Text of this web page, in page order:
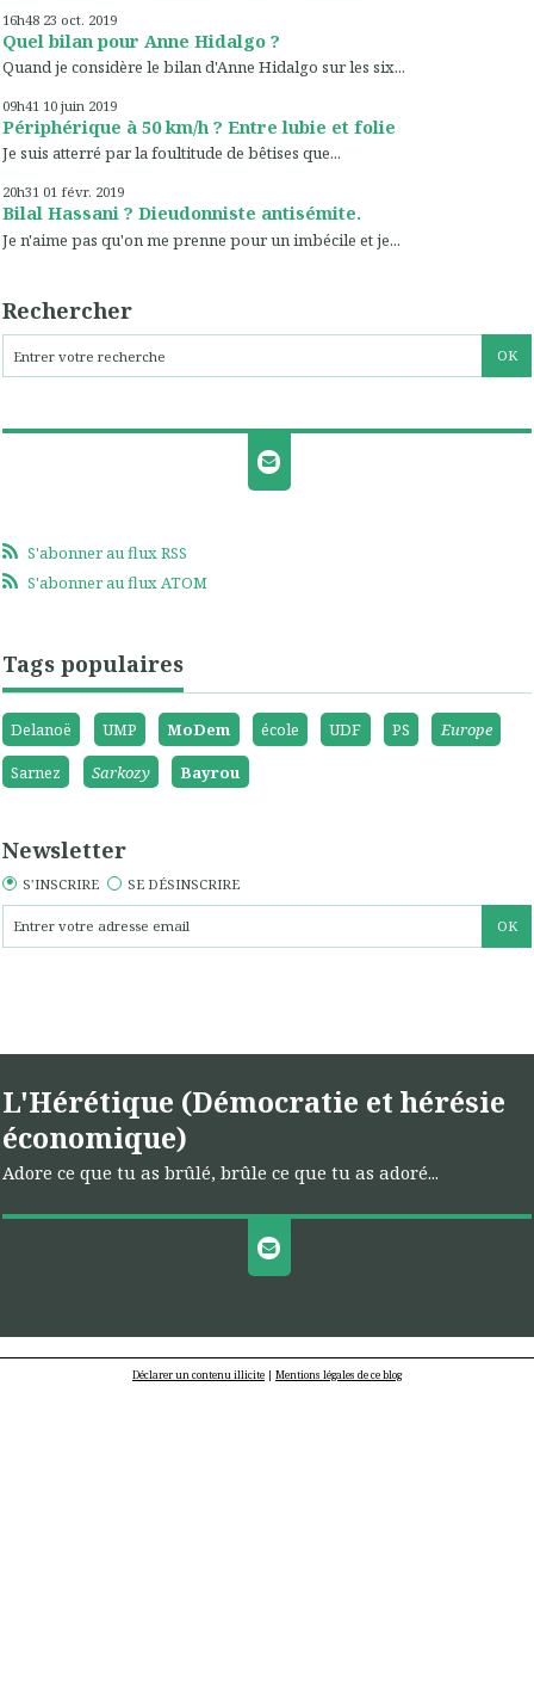
16h48 23 oct. 2019
Quel bilan pour Anne Hidalgo ?
Quand je considère le bilan d'Anne Hidalgo sur les six...
09h41 10 juin 2019
Périphérique à 50 km/h ? Entre lubie et folie
Je suis atterré par la foultitude de bêtises que...
20h31 01 févr. 2019
Bilal Hassani ? Dieudonniste antisémite.
Je n'aime pas qu'on me prenne pour un imbécile et je...
Rechercher
S'abonner au flux RSS
S'abonner au flux ATOM
Tags populaires
Delanoë UMP MoDem école UDF PS
Europe
Sarnez
Sarkozy Bayrou
Newsletter
S'INSCRIRE SE DÉSINSCRIRE
L'Hérétique (Démocratie et hérésie
économique)
Adore ce que tu as brûlé, brûle ce que tu as adoré...
Déclarer un contenu illicite | Mentions légales de ce blog